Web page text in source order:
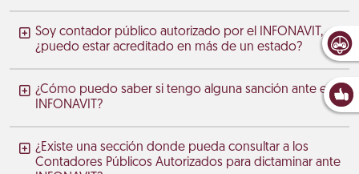
Soy contador público autorizado por el INFONAVIT,
¿puedo estar acreditado en más de un estado?
¿Cómo puedo saber si tengo alguna sanción ante el
INFONAVIT?
¿Existe una sección donde pueda consultar a los
Contadores Públicos Autorizados para dictaminar ante